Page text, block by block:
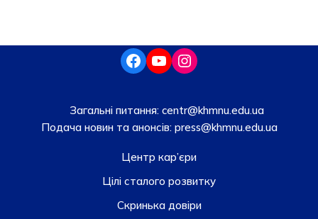
Загальні питання: centr@khmnu.edu.ua
Подача новин та анонсів:press@khmnu.edu.ua
Центр кар’єри
Цілі сталого розвитку
Скринька довiри